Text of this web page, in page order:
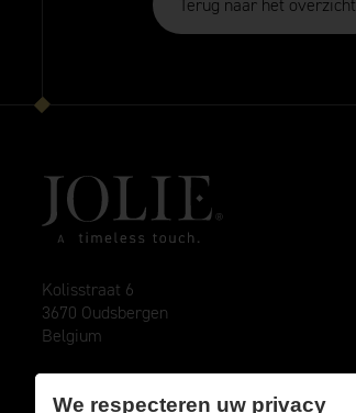
Terug naar het overzicht
Kolisstraat 6
3670 Oudsbergen
Belgium
info@joliehandles.com
We respecteren uw privacy